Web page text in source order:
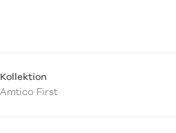
Kollektion
Amtico First